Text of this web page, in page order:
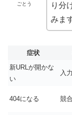
ごとう
り分
みま
症状
新URLが開かな
い
入
404になる 競